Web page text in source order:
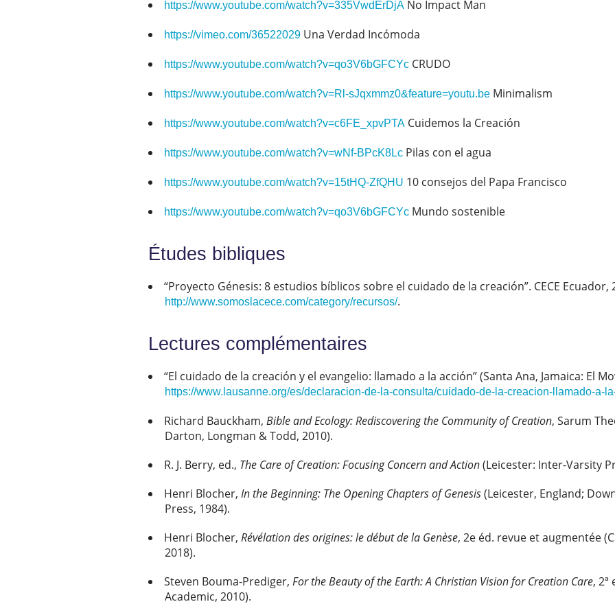
https://www.youtube.com/watch?v=335VwdErDjA No Impact Man
https://vimeo.com/36522029 Una Verdad Incómoda
https://www.youtube.com/watch?v=qo3V6bGFCYc CRUDO
https://www.youtube.com/watch?v=Rl-sJqxmmz0&feature=youtu.be Minimalism
https://www.youtube.com/watch?v=c6FE_xpvPTA Cuidemos la Creación
https://www.youtube.com/watch?v=wNf-BPcK8Lc Pilas con el agua
https://www.youtube.com/watch?v=15tHQ-ZfQHU 10 consejos del Papa Francisco
https://www.youtube.com/watch?v=qo3V6bGFCYc Mundo sostenible
Études bibliques
“Proyecto Génesis: 8 estudios bíblicos sobre el cuidado de la creación”. CECE Ecuador,
http://www.somoslacece.com/category/recursos/.
Lectures complémentaires
“El cuidado de la creación y el evangelio: llamado a la acción” (Santa Ana, Jamaica: El
https://www.lausanne.org/es/declaracion-de-la-consulta/cuidado-de-la-creacion-llamado-a-
Richard Bauckham, Bible and Ecology: Rediscovering the Community of Creation, Sarum
Darton, Longman & Todd, 2010).
R. J. Berry, ed., The Care of Creation: Focusing Concern and Action(Leicester: Inter-Varsity
Henri Blocher, In the Beginning: The Opening Chapters of Genesis(Leicester, England;
Press, 1984).
Henri Blocher, Révélation des origines: le début de la Genèse, 2e éd. revue et augmentée
2018).
Steven Bouma-Prediger, For the Beauty of the Earth: A Christian Vision for Creation Care, 2ª
Academic, 2010).